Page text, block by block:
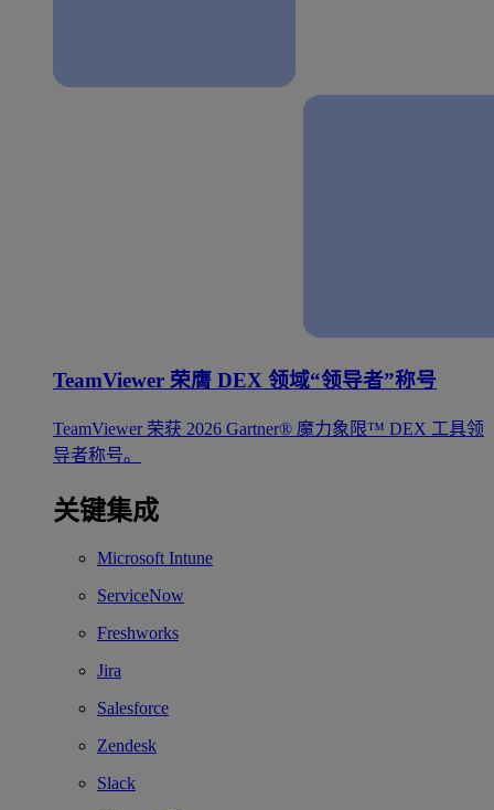
TeamViewer 荣膺 DEX 领域“领导者”称号
TeamViewer 荣获 2026 Gartner® 魔力象限™ DEX 工具领
导者称号。
关键集成
Microsoft Intune
ServiceNow
Freshworks
Jira
Salesforce
Zendesk
Slack